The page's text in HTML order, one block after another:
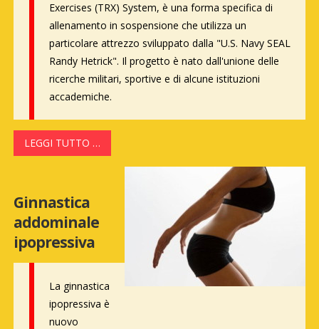
Exercises (TRX) System, è una forma specifica di
allenamento in sospensione che utilizza un
particolare attrezzo sviluppato dalla "U.S. Navy SEAL
Randy Hetrick". Il progetto è nato dall'unione delle
ricerche militari, sportive e di alcune istituzioni
accademiche.
LEGGI TUTTO …
Ginnastica
addominale
ipopressiva
La ginnastica
ipopressiva è
nuovo